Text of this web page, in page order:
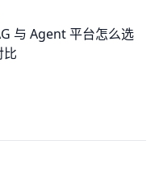
与 Agent 平台怎么选
比